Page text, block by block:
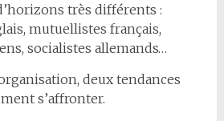
très différents :
mutuellistes français,
socialistes allemands…
deux tendances
s’affronter.